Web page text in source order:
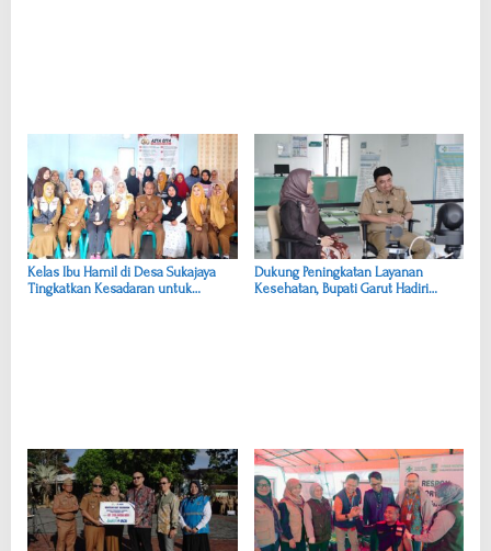
s
Kelas Ibu Hamil di Desa Sukajaya
Tingkatkan Kesadaran untuk
Dukung Peningkatan Layanan
Kesehatan, Bupati Garut Hadiri